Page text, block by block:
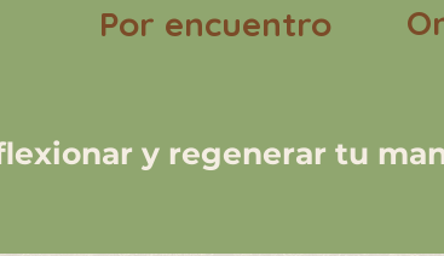
Por encuentro
y regenerar tu